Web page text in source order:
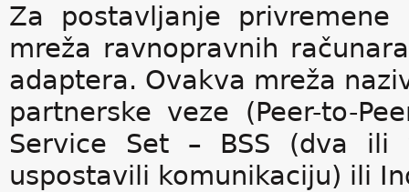
Za postavljanje
mreža ravnopravnih
adaptera. Ovakva mreža
partnerske veze (Peer-to-
Service Set – BSS (dva ili
uspostavili komunikaciju) ili